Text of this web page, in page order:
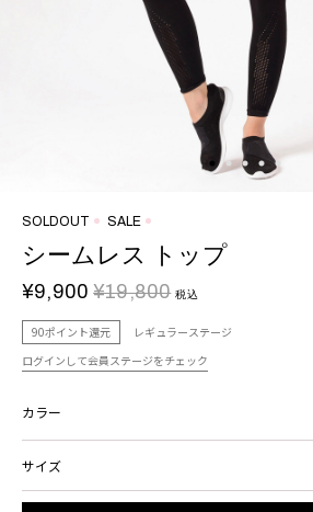
SOLDOUT SALE
シームレス トップ
¥9,900 ¥19,800 税込
90ポイント還元
レギュラーステージ
ログインして会員ステージをチェック
カラー
サイズ